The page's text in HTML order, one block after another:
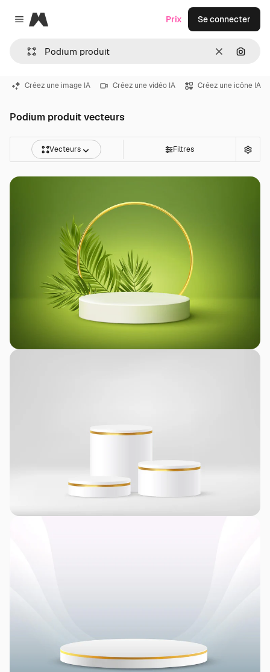
Close menu
Magnific
Effacer
Prix Se connecter
Créez une image IA Créez une vidéo IA Créez une icône IA
Podium produit vecteurs
Vecteurs Filtres